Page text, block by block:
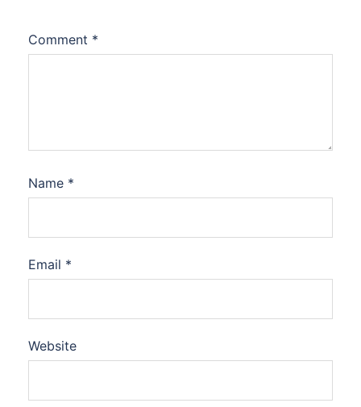
Comment *
Name *
Email *
Website